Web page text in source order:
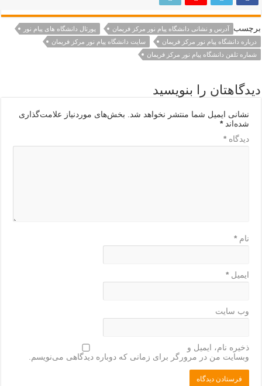
برچسب آدرس و نشانی دانشگاه پیام نور مركز فريمان
پورتال دانشگاه های پیام نور
درباره دانشگاه پیام نور مركز فريمان
سایت دانشگاه پیام نور مركز فريمان
شماره تلفن دانشگاه پیام نور مركز فريمان
دیدگاهتان را بنویسید
نشانی ایمیل شما منتشر نخواهد شد.
بخش‌های موردنیاز علامت‌گذاری
شده‌اند *
دیدگاه *
نام *
ایمیل *
وب‌ سایت
ذخیره نام، ایمیل و
وبسایت من در مرورگر برای زمانی که دوباره دیدگاهی می‌نویسم.